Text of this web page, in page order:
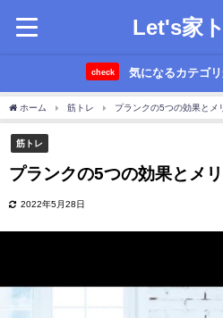
Let's家
check 気になるカテゴ
ホーム 筋トレ プランクの5つの効果とメ
筋トレ
プランクの5つの効果とメ
2022年5月28日